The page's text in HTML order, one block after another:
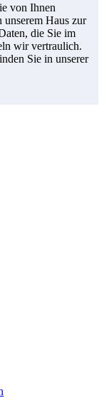
von Ihnen
unserem Haus zur
die Sie im
wir vertraulich.
Sie in unserer